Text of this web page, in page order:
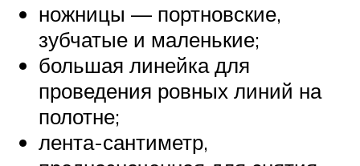
ножницы — портновские,
зубчатые и маленькие;
большая линейка для
проведения ровных линий на
полотне;
лента-сантиметр,